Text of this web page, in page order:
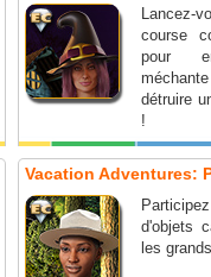
course
pour
détruire
!
Vacation Adventures:
d'objets
les